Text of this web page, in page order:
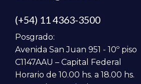
(+54) 11 4363-3500
Posgrado:
Avenida San Juan 951 - 10º piso
C1147AAU – Capital Federal
Horario de 10.00 hs. a 18.00 hs.